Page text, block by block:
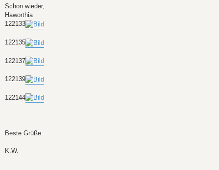
Schon wieder,
Haworthia
122133
122135
122137
122139
122144
Beste Grüße
K.W.